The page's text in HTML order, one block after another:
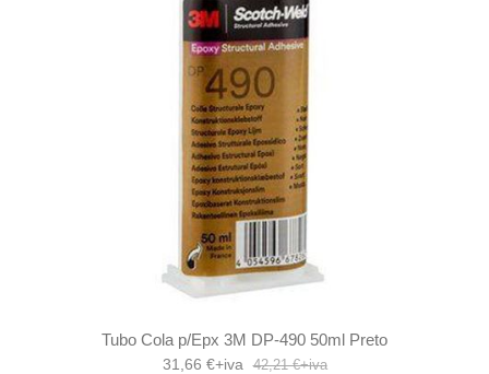
Tubo Cola p/Epx 3M DP-490 50ml Preto
31,66 €+iva 42,21 €+iva